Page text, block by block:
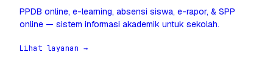
PPDB online, e-learning, absensi siswa, e-rapor, & SPP
online — sistem informasi akademik untuk sekolah.
Lihat layanan →